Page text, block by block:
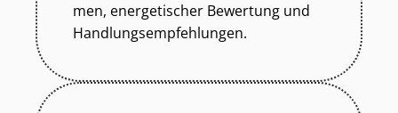
men, energetischer Bewertung und
Hand­lungs­emp­feh­lun­gen.